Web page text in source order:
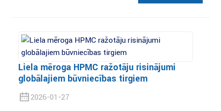
Liela mēroga HPMC ražotāju risinājumi
globālajiem būvniecības tirgiem
2026-01-27